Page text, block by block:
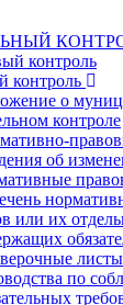
контроль
контроль
о
контроле
об
или их
листы
по